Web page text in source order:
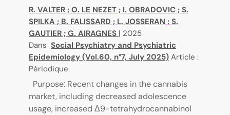
R. VALTER ; O. LE NEZET ; I. OBRADOVIC ; S.
SPILKA ; B. FALISSARD ; L. JOSSERAN ; S.
GAUTIER ; G. AIRAGNES | 2025
Dans Social Psychiatry and Psychiatric
Epidemiology (Vol.60, n°7, July 2025) Article :
Périodique
Purpose: Recent changes in the cannabis
market, including decreased adolescence
usage, increased Δ9-tetrahydrocannabinol